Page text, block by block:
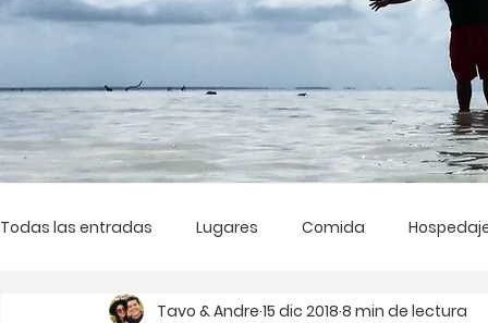
Todas las entradas Lugares Comida
Tavo & Andre 15 dic 2018 8 min de lectura